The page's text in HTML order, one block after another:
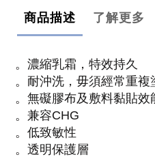
商品描述 了解更多
。 濃縮乳霜，特效持久
。 耐沖洗，毋須經常重複
。 無礙膠布及敷料黏貼效
。 兼容CHG
。 低致敏性
。 透明保護層